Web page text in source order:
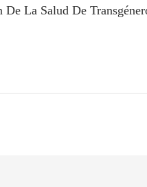
La Salud De